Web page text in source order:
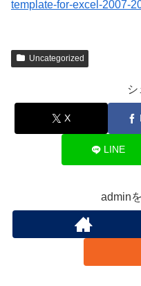
template-for-excel-2007-
Uncategorized
シ
X
LINE
admin